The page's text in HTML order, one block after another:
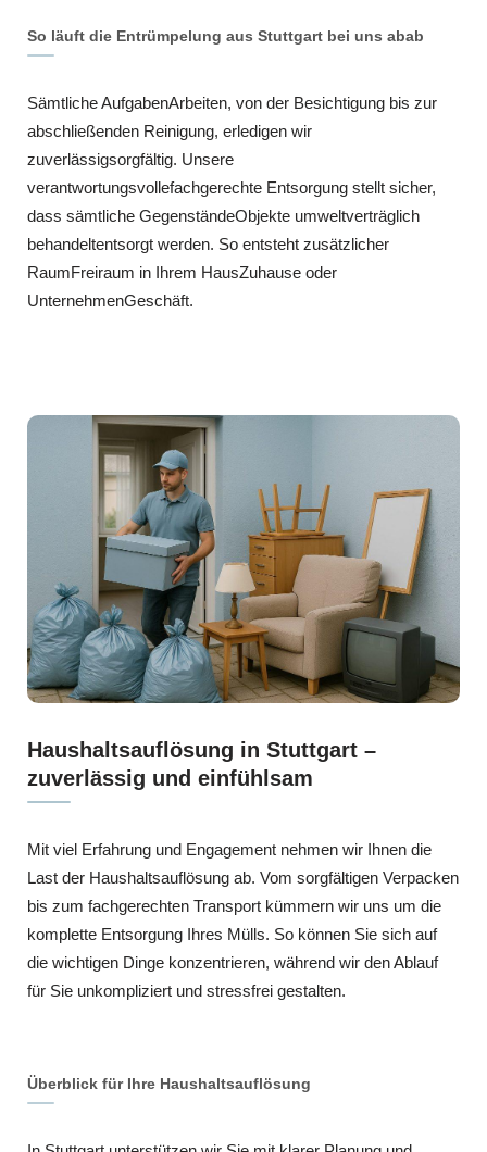
So läuft die Entrümpelung aus Stuttgart bei uns abab
Sämtliche AufgabenArbeiten, von der Besichtigung bis zur
abschließenden Reinigung, erledigen wir
zuverlässigsorgfältig. Unsere
verantwortungsvollefachgerechte Entsorgung stellt sicher,
dass sämtliche GegenständeObjekte umweltverträglich
behandeltentsorgt werden. So entsteht zusätzlicher
RaumFreiraum in Ihrem HausZuhause oder
UnternehmenGeschäft.
Haushaltsauflösung in Stuttgart –
zuverlässig und einfühlsam
Mit viel Erfahrung und Engagement nehmen wir Ihnen die
Last der Haushaltsauflösung ab. Vom sorgfältigen Verpacken
bis zum fachgerechten Transport kümmern wir uns um die
komplette Entsorgung Ihres Mülls. So können Sie sich auf
die wichtigen Dinge konzentrieren, während wir den Ablauf
für Sie unkompliziert und stressfrei gestalten.
Überblick für Ihre Haushaltsauflösung